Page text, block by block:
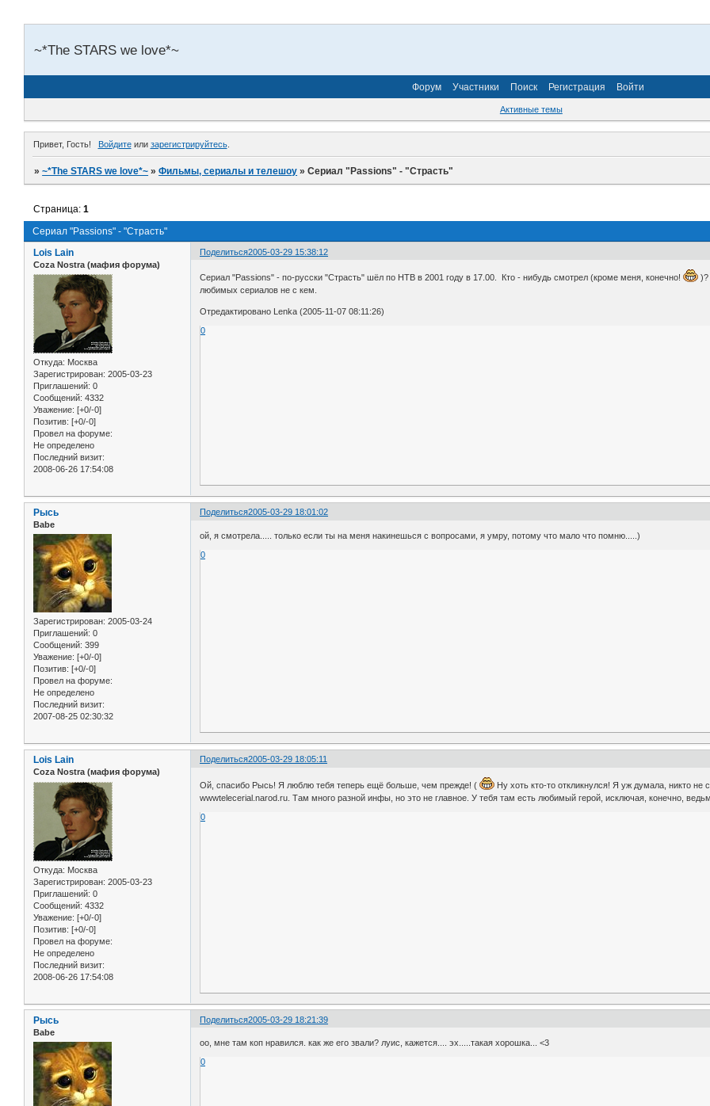
~*The STARS we love*~
Форум Участники Поиск Регистрация Войти
Активные темы
Привет, Гость! Войдитеили зарегистрируйтесь.
»~*The STARS we love*~ »Фильмы, сериалы и телешоу »Сериал "Passions" - "Страсть"
Сериал "Passions" - "Страсть"
Страница:1
Поделиться2005-03-29 15:38:12
Lois Lain
Coza Nostra (мафия форума)
Откуда: Москва
Зарегистрирован: 2005-03-23
Приглашений: 0
Сообщений: 4332
Уважение: [+0/-0]
Позитив: [+0/-0]
Провел на форуме:
Не определено
Последний визит:
2008-06-26 17:54:08
Сериал "Passions" - по-русски "Страсть" шёл по НТВ в 2001 году в 17.00. Кто - нибудь смотрел (кроме меня, конечно!
)?
любимых сериалов не с кем.
Отредактировано Lenka (2005-11-07 08:11:26)
0
Поделиться2005-03-29 18:01:02
Рысь
Babe
Зарегистрирован: 2005-03-24
Приглашений: 0
Сообщений: 399
Уважение: [+0/-0]
Позитив: [+0/-0]
Провел на форуме:
Не определено
Последний визит:
2007-08-25 02:30:32
ой, я смотрела..... только если ты на меня накинешься с вопросами, я умру, потому что мало что помню.....)
0
Поделиться2005-03-29 18:05:11
Lois Lain
Coza Nostra (мафия форума)
Откуда: Москва
Зарегистрирован: 2005-03-23
Приглашений: 0
Сообщений: 4332
Уважение: [+0/-0]
Позитив: [+0/-0]
Провел на форуме:
Не определено
Последний визит:
2008-06-26 17:54:08
Ой, спасибо Рысь! Я люблю тебя теперь ещё больше, чем прежде! (
Ну хоть кто-то откликнулся! Я уж думала, никто не
wwwtelecerial.narod.ru. Там много разной инфы, но это не главное. У тебя там есть любимый герой, исключая, конечно,
0
Поделиться2005-03-29 18:21:39
Рысь
Babe
оо, мне там коп нравился. как же его звали? луис, кажется.... эх.....такая хорошка... <3
0